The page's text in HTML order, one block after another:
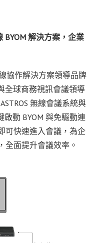
BYOM 解決方案，企業
協作解決方案領導品牌
全球商務視訊會議領導
無線會議系統與
動 BYOM 與免驅動連
可快速進入會議，為企
全面提升會議效率。